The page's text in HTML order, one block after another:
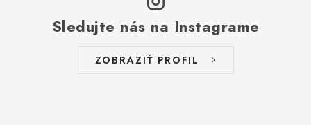
Sledujte nás na Instagrame
ZOBRAZIŤ PROFIL